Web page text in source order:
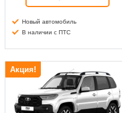
Новый автомобиль
В наличии с ПТС
Акция!